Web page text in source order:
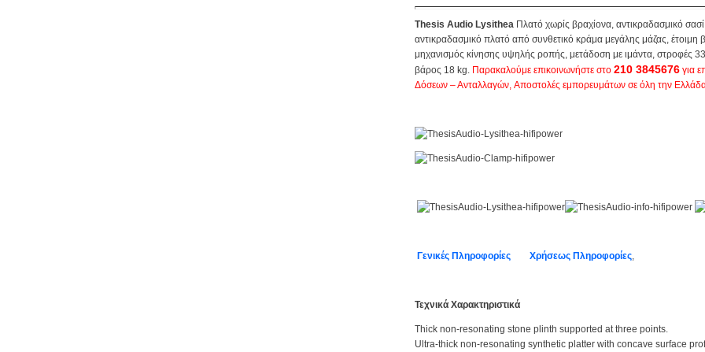
Thesis Audio Lysithea Πλατό χωρίς βραχίονα, αντικραδασμικό
αντικραδασμικό πλατό από συνθετικό κράμα μεγάλης μάζας,
μηχανισμός κίνησης υψηλής ροπής, μετάδοση με ιμάντα, στροφές
βάρος 18 kg. Παρακαλούμε επικοινωνήστε στο 210 3845676 για
Δόσεων – Ανταλλαγών, Αποστολές εμπορευμάτων σε όλη την
Γενικές Πληροφορίες Χρήσεως Πληροφορίες,
Τεχνικά Χαρακτηριστικά
Thick non-resonating stone plinth supported at three points.
Ultra-thick non-resonating synthetic platter with concave surface